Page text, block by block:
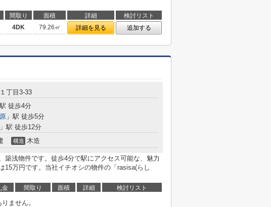
間取り 面積 詳細
検討リスト
4DK 79.26㎡ 詳細を見る 追加する
１丁目3-33
徒歩4分
」駅 徒歩5分
」駅 徒歩12分
構造 木造
築浅物件です。徒歩4分で駅にアクセス可能な、魅力
15万円です。当社イチオシの物件の「rasisa(らし
金 間取り 面積 詳細 検討リスト
ません。